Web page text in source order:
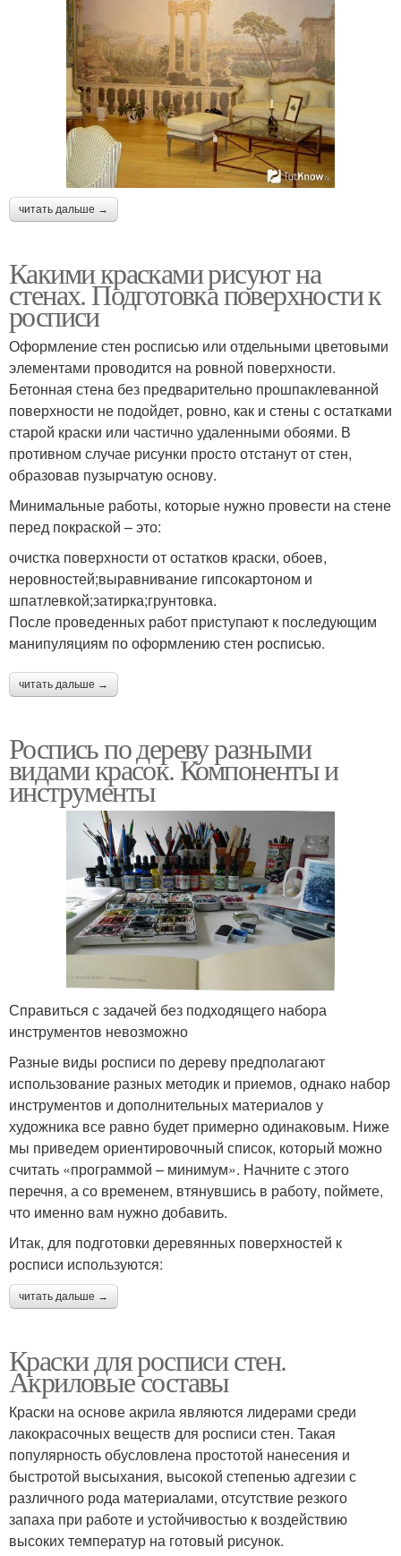
читать дальше →
Какими красками рисуют на
стенах. Подготовка поверхности к
росписи
Оформление стен росписью или отдельными цветовыми
элементами проводится на ровной поверхности.
Бетонная стена без предварительно прошпаклеванной
поверхности не подойдет, ровно, как и стены с остатками
старой краски или частично удаленными обоями. В
противном случае рисунки просто отстанут от стен,
образовав пузырчатую основу.
Минимальные работы, которые нужно провести на стене
перед покраской – это:
очистка поверхности от остатков краски, обоев,
неровностей;выравнивание гипсокартоном и
шпатлевкой;затирка;грунтовка.
После проведенных работ приступают к последующим
манипуляциям по оформлению стен росписью.
читать дальше →
Роспись по дереву разными
видами красок. Компоненты и
инструменты
Справиться с задачей без подходящего набора
инструментов невозможно
Разные виды росписи по дереву предполагают
использование разных методик и приемов, однако набор
инструментов и дополнительных материалов у
художника все равно будет примерно одинаковым. Ниже
мы приведем ориентировочный список, который можно
считать «программой – минимум». Начните с этого
перечня, а со временем, втянувшись в работу, поймете,
что именно вам нужно добавить.
Итак, для подготовки деревянных поверхностей к
росписи используются:
читать дальше →
Краски для росписи стен.
Акриловые составы
Краски на основе акрила являются лидерами среди
лакокрасочных веществ для росписи стен. Такая
популярность обусловлена простотой нанесения и
быстротой высыхания, высокой степенью адгезии с
различного рода материалами, отсутствие резкого
запаха при работе и устойчивостью к воздействию
высоких температур на готовый рисунок.